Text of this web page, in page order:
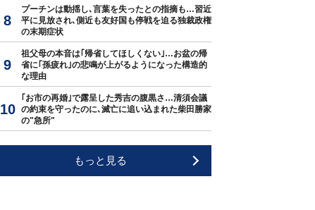
プーチンは動揺し､言葉を失ったとの指摘も…習近
平に見放され､側近も友好国も停戦を迫る独裁政権
の末期症状
祖父母の本音は｢帰省してほしくない｣…お盆の帰
省に｢孫疲れ｣の悲鳴が上がるようになった構造的
な理由
｢お市の再婚｣で露呈した秀吉の腹黒さ…清須会議
の約束を守ったのに､滅亡に追い込まれた柴田勝家
の"急所"
もっと見る